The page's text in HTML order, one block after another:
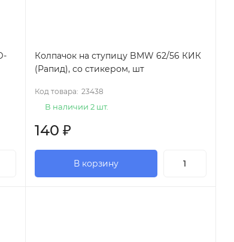
Колпачок на ступицу BMW 62/56 КИК
(Рапид), со стикером, шт
Код товара: 23438
В наличии 2 шт.
140₽
В корзину